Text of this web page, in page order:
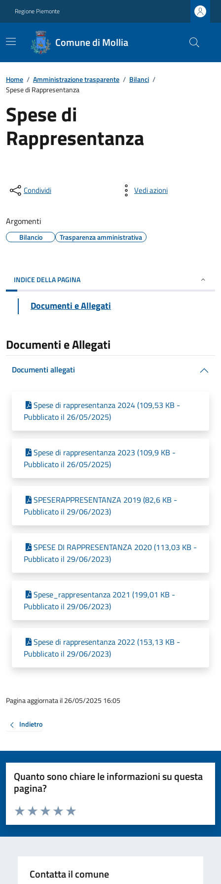
Regione Piemonte
Comune di Mollia
Home / Amministrazione trasparente / Bilanci /
Spese di Rappresentanza
Spese di
Rappresentanza
Condividi Vedi azioni
Argomenti
Bilancio Trasparenza amministrativa
INDICE DELLA PAGINA
Documenti e Allegati
Documenti e Allegati
Documenti allegati
Spese di rappresentanza 2024 (109,53 KB -
Pubblicato il 26/05/2025)
Spese di rappresentanza 2023 (109,9 KB -
Pubblicato il 26/05/2025)
SPESERAPPRESENTANZA 2019 (82,6 KB -
Pubblicato il 29/06/2023)
SPESE DI RAPPRESENTANZA 2020 (113,03 KB -
Pubblicato il 29/06/2023)
Spese_rappresentanza 2021 (199,01 KB -
Pubblicato il 29/06/2023)
Spese di rappresentanza 2022 (153,13 KB -
Pubblicato il 29/06/2023)
Pagina aggiornata il 26/05/2025 16:05
Indietro
Quanto sono chiare le informazioni su questa
pagina?
Valuta da 1 a 5 stelle la pagina
Valuta 5 stelle su 5
Valuta 4 stelle su 5
Valuta 3 stelle su 5
Valuta 2 stelle su 5
Valuta 1 stelle su 5
Contatta il comune